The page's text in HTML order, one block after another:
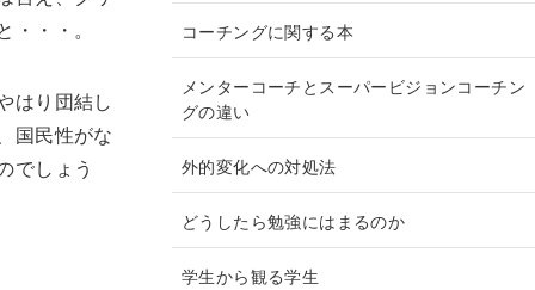
・・。
はり団結し
国民性がな
でしょう
コーチングに関する本
メンターコーチとスーパービジョンコーチン
グの違い
外的変化への対処法
どうしたら勉強にはまるのか
学生から観る学生